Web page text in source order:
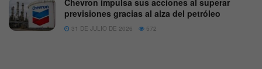
Chevron impulsa sus acciones al superar
previsiones gracias al alza del petróleo
31 DE JULIO DE 2026 572